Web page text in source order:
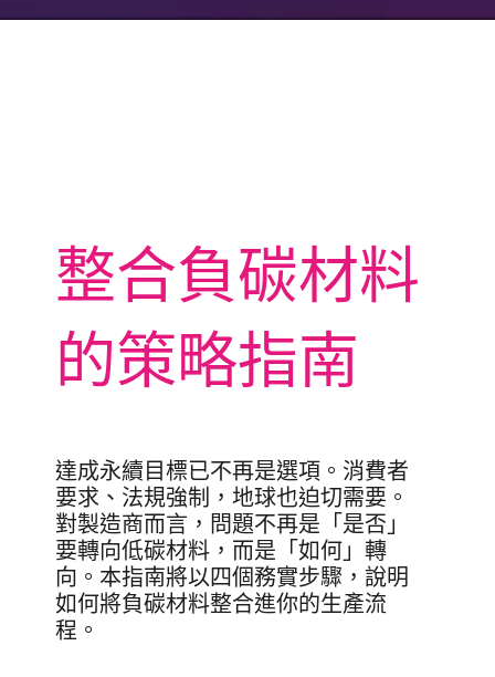
整合負碳材料
的策略指南
達成永續目標已不再是選項。消費者
要求、法規強制，地球也迫切需要。
對製造商而言，問題不再是「是否」
要轉向低碳材料，而是「如何」轉
向。本指南將以四個務實步驟，說明
如何將負碳材料整合進你的生產流
程。